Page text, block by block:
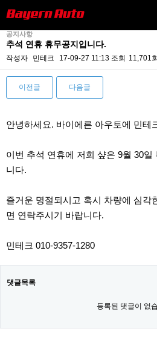
공지사항
추석 연휴 휴무공지입니다.
작성자 민테크 17-09-27 11:13 조회 11,701회
이전글 다음글
안녕하세요. 바이에른 아우토에 민테
이번 추석 연휴에 저희 샾은 9월 30일
니다.
즐거운 명절되시고 혹시 차량에 심각
면 연락주시기 바랍니다.
민테크 010-9357-1280
댓글목록
등록된 댓글이 없